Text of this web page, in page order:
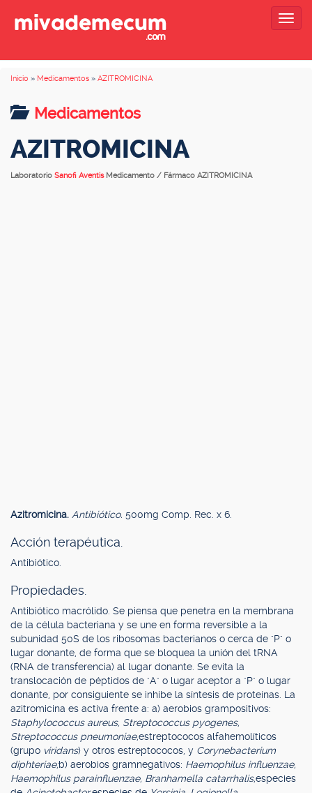
Inicio » Medicamentos » AZITROMICINA
Medicamentos
AZITROMICINA
Laboratorio Sanofi Aventis Medicamento / Fármaco AZITROMICINA
Azitromicina. Antibiótico. 500mg Comp. Rec. x 6.
Acción terapéutica.
Antibiótico.
Propiedades.
Antibiótico macrólido. Se piensa que penetra en la membrana
de la célula bacteriana y se une en forma reversible a la
subunidad 50S de los ribosomas bacterianos o cerca de "P" o
lugar donante, de forma que se bloquea la unión del tRNA
(RNA de transferencia) al lugar donante. Se evita la
translocación de péptidos de "A" o lugar aceptor a "P" o lugar
donante, por consiguiente se inhibe la síntesis de proteínas. La
azitromicina es activa frente a: a) aerobios grampositivos:
Staphylococcus aureus, Streptococcus pyogenes,
Streptococcus pneumoniae,estreptococos alfahemolíticos
(grupo viridans) y otros estreptococos, y Corynebacterium
diphteriae;b) aerobios gramnegativos: Haemophilus influenzae,
Haemophilus parainfluenzae, Branhamella catarrhalis,especies